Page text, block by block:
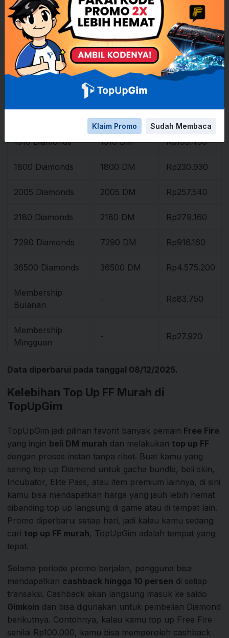
790 Diamonds 790 DM Rp98.820
860 Diamonds 860 DM Rp110.540
1000 Diamonds 1000 DM Rp128.970
1215 DM
1450 DM
1510 Diamonds 1510 DM Rp193.450
1800 Diamonds 1800 DM Rp230.930
2005 Diamonds 2005 DM Rp257.540
2180 Diamonds 2180 DM Rp279.160
7290 Diamonds 7290 DM Rp916.160
36500 Diamonds 36500 DM Rp4.575.200
Membership
Bulanan
- Rp83.750
Membership
Mingguan
- Rp27.920
Data diperbarui pada tanggal 08/12/2025.
Kelebihan Top Up FF Murah di
TopUpGim
TopUpGim jadi pilihan favorit banyak pemain Free Fire
yang ingin beli DM murah dan melakukan top up FF
dengan proses instan tanpa ribet. Buat kamu yang
sering top up Diamond untuk gacha bundle, beli skin,
Incubator, Elite Pass, atau item premium lainnya, di sini
kamu bisa mendapatkan harga yang jauh lebih hemat
dibanding top up langsung di game atau di tempat lain.
Promo diperbarui setiap hari, jadi kalau kamu sedang
cari top up FF murah, TopUpGim adalah tempat yang
tepat.
Selama periode promo berjalan, pengguna bisa
mendapatkan cashback hingga 10 persen di setiap
transaksi. Cashback akan langsung masuk ke saldo
Gimkoin dan bisa digunakan untuk pembelian Diamond
berikutnya. Contohnya, kalau kamu top up Free Fire
senilai Rp100.000, kamu bisa memperoleh cashback
Klaim Promo Sudah Membaca